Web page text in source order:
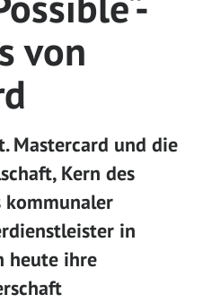
von
Mastercard und die
Kern des
in
heute ihre